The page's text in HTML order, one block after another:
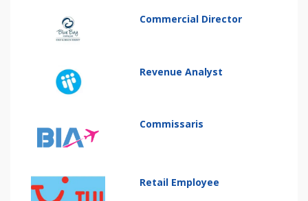
Commercial Director
Revenue Analyst
Commissaris
Retail Employee